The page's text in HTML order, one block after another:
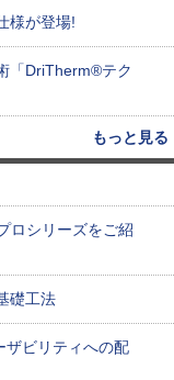
様が登場!
「DriTherm®テク
もっと見る
ロシリーズをご紹
礎工法
ザビリティへの配